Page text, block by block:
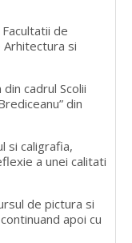
de
si
cadrul Scolii
din
si caligrafia,
a unei calitati
de pictura si
apoi cu